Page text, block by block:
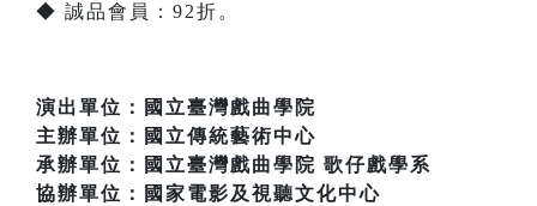
◆ 誠品會員：92折。
演出單位：國立臺灣戲曲學院
主辦單位：國立傳統藝術中心
承辦單位：國立臺灣戲曲學院 歌仔戲學系
協辦單位：國家電影及視聽文化中心